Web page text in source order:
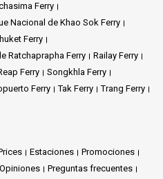
Ferry
Nacional de Khao Sok Ferry
Ferry
Ratchaprapha Ferry
Railay Ferry
Ferry
Songkhla Ferry
Ferry Tak Ferry
Trang Ferry
Estaciones
Promociones
Opiniones
Preguntas frecuentes